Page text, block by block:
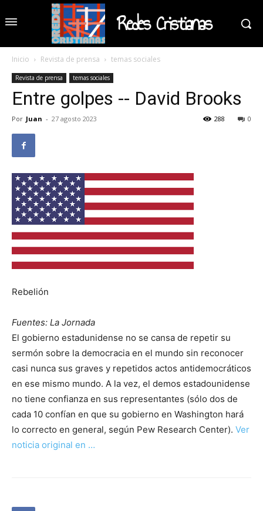
Redes Cristianas
Inicio Revista de prensa temas sociales
Revista de prensa temas sociales
Entre golpes -- David Brooks
Por Juan - 27 agosto 2023 0
288
Rebelión
Fuentes: La Jornada
El gobierno estadunidense no se cansa de repetir su
sermón sobre la democracia en el mundo sin reconocer
casi nunca sus graves y repetidos actos antidemocráticos
en ese mismo mundo. A la vez, el demos estadounidense
no tiene confianza en sus representantes (sólo dos de
cada 10 confían en que su gobierno en Washington hará
lo correcto en general, según Pew Research Center). Ver
noticia original en …